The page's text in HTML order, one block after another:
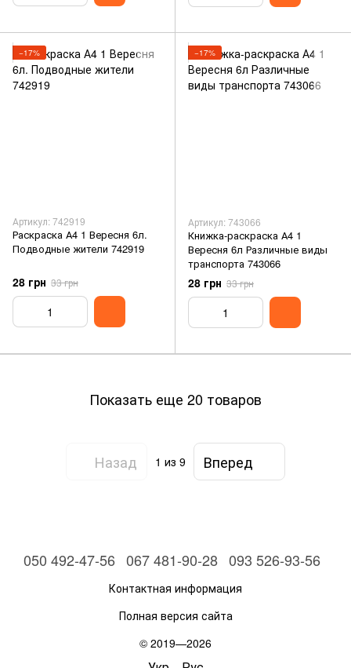
−17%
Артикул: 742919
Раскраска А4 1 Вересня 6л.
Подводные жители 742919
28 грн 33 грн
−17%
Артикул: 743066
Книжка-раскраска А4 1
Вересня 6л Различные виды
транспорта 743066
28 грн 33 грн
Показать еще 20 товаров
Назад 1 из 9 Вперед
050 492-47-56 067 481-90-28 093 526-93-56
Контактная информация
Полная версия сайта
© 2019—2026